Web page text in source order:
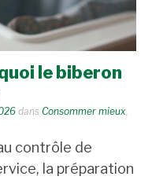
le biberon
dans Consommer mieux
contrôle de
la préparation